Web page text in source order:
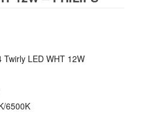
LED WHT 12W
6500K